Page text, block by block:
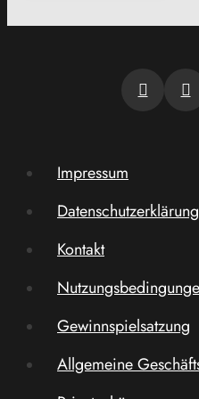
Impressum
Datenschutzerklärung
Kontakt
Gewinnspielsatzung
Allgemeine